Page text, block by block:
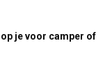
je voor camper of